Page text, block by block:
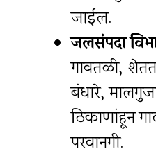
जाईल.
जलसंपदा
गावतळी,
बंधारे,
ठिकाणांहून
परवानगी.